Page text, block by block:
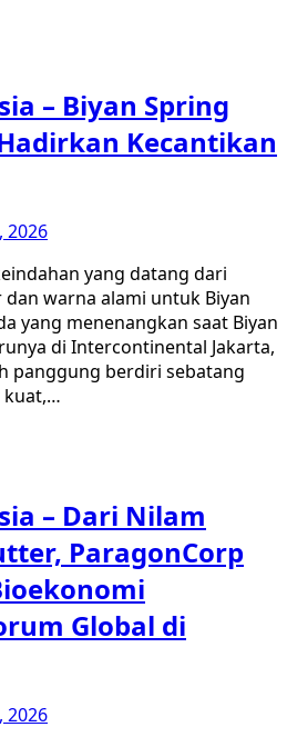
– Biyan Spring
Kecantikan
2026
yang datang dari
warna alami untuk Biyan
yang menenangkan saat Biyan
di Intercontinental Jakarta,
panggung berdiri sebatang
kuat,…
– Dari Nilam
ParagonCorp
Global di
2026